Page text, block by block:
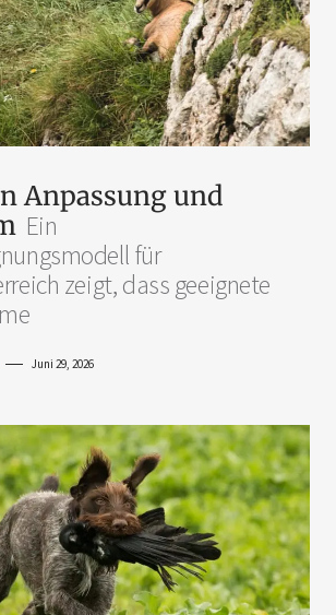
Anpassung und
Ein
für
zeigt, dass geeignete
Juni 29, 2026